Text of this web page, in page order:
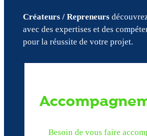
Créateurs / Repreneurs
avec des expertises et des
pour la réussite de votre projet.
Besoin de vous faire